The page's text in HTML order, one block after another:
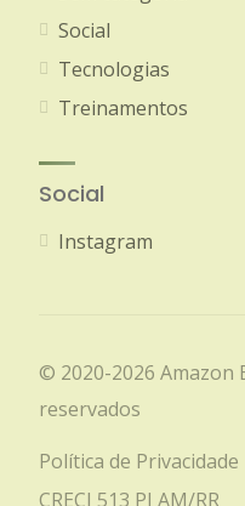
Social
Tecnologias
Treinamentos
Social
Instagram
© 2020-2026
reservados
Política de Privacidade
CRECI 513 PJ AM/RR